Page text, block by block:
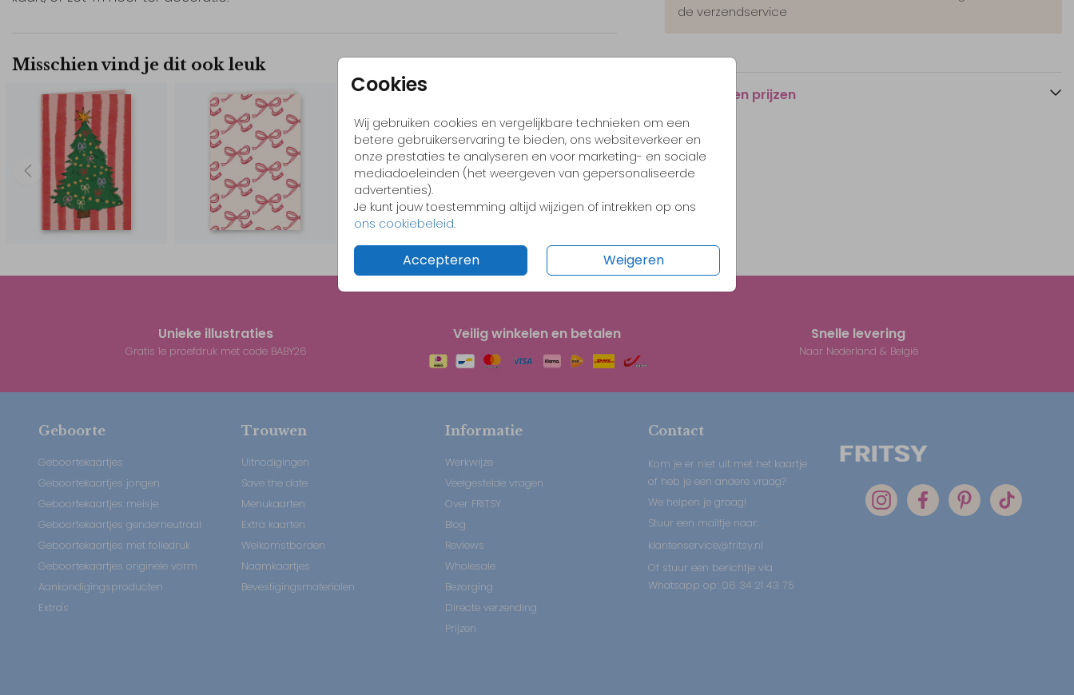
Cookies
Wij gebruiken cookies en vergelijkbare technieken om een
betere gebruikerservaring te bieden, ons websiteverkeer en
onze prestaties te analyseren en voor marketing- en sociale
mediadoeleinden (het weergeven van gepersonaliseerde
advertenties).
Je kunt jouw toestemming altijd wijzigen of intrekken op ons
ons cookiebeleid.
Accepteren Weigeren
Misschien vind je dit ook leuk
de verzendservice
Formaten en prijzen
Unieke illustraties
Gratis 1e proefdruk met code BABY26
Veilig winkelen en betalen Snelle levering
Naar Nederland & België
Geboorte
Geboortekaartjes
Geboortekaartjes jongen
Geboortekaartjes meisje
Geboortekaartjes genderneutraal
Geboortekaartjes met foliedruk
Geboortekaartjes originele vorm
Aankondigingsproducten
Extra's
Trouwen
Uitnodigingen
Save the date
Menukaarten
Extra kaarten
Welkomstborden
Naamkaartjes
Bevestigingsmaterialen
Informatie
Werkwijze
Veelgestelde vragen
Over FRITSY
Blog
Reviews
Wholesale
Bezorging
Directe verzending
Prijzen
Contact
Kom je er niet uit met het kaartje
of heb je een andere vraag?
We helpen je graag!
Stuur een mailtje naar:
klantenservice@fritsy.nl
Of stuur een berichtje via
Whatsapp op: 06 34 21 43 75